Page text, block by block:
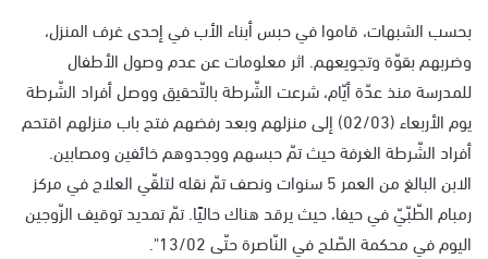
بحسب الشبهات، قاموا في حبس أبناء الأب في إحدى غرف المنزل،
وضربهم بقوّة وتجويعهم. اثر معلومات عن عدم وصول الأطفال
للمدرسة منذ عدّة أيّام، شرعت الشّرطة بالتّحقيق ووصل أفراد الشّرطة
يوم الأربعاء (02/03) إلى منزلهم وبعد رفضهم فتح باب منزلهم اقتحم
أفراد الشّرطة الغرفة حيث تمّ حبسهم ووجدوهم خائفين ومصابين.
الابن البالغ من العمر 5 سنوات ونصف تمّ نقله لتلقّي العلاج في مركز
رمبام الطّبّيّ في حيفا، حيث يرقد هناك حاليًا. تمّ تمديد توقيف الزّوجين
اليوم في محكمة الصّلح في النّاصرة حتّى 13/02".